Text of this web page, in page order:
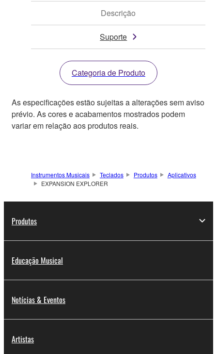
Descrição
Suporte
Categoria de Produto
As especificações estão sujeitas a alterações sem aviso
prévio. As cores e acabamentos mostrados podem
variar em relação aos produtos reais.
Instrumentos Musicais Teclados Produtos
Aplicativos
EXPANSION EXPLORER
Produtos
Educação Musical
Notícias & Eventos
Artistas